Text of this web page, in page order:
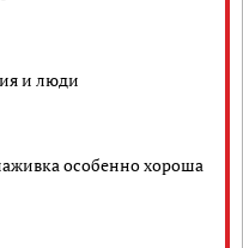
и люди
особенно хороша